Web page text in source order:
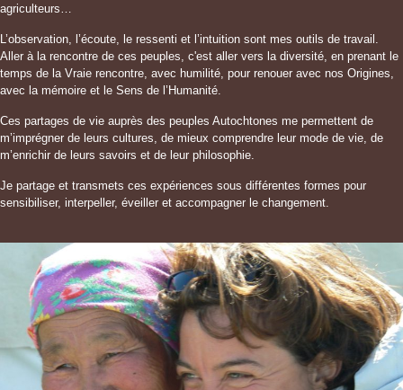
agriculteurs…
L’observation, l’écoute, le ressenti et l’intuition sont mes outils de travail.
Aller à la rencontre de ces peuples, c'est aller vers la diversité, en prenant le
temps de la Vraie rencontre, avec humilité, pour renouer avec nos Origines,
avec la mémoire et le Sens de l’Humanité.
Ces partages de vie auprès des peuples Autochtones me permettent de
m’imprégner de leurs cultures, de mieux comprendre leur mode de vie, de
m’enrichir de leurs savoirs et de leur philosophie.
Je partage et transmets ces expériences sous différentes formes pour
sensibiliser, interpeller, éveiller et accompagner le changement.